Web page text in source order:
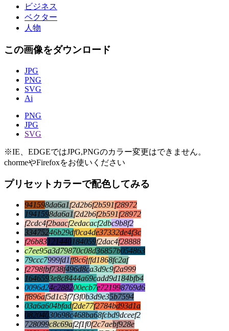
ビジネス
ベクター
人物
この画像をダウンロード
JPG
PNG
SVG
Ai
PNG
JPG
SVG
※IE、EDGEではJPG,PNGのカラー変更はできません。
chormeやFirefoxをお使いください
プリセットカラーで配色してみる
941598da6a1f2d2b6f2b591f28972
1941598da6a1f2d2b6f2b591f28972
f2cdc4f2baacf2edacacf2dbc9b8f2
33475246b29df0ca4de37332de4f3c
f26b83121440184059f2dac4f28888
c7ee95a3d79870c08d36857b054863
79ccc7999fd1ff8c6fffd1868fc2af
f2798fbf738f496d8ca3d9c9f2a999
1646593e8c8444a69cadd9d184bfb4
0096d24c288200ecb7e721998769d6
ff896af5d1c3f7f3f0b3d9e35b7594
03a6a604bfadf2de77f2784bd93d1a
08204030698c468ba68fcbd9dceef2
728099c8c69af2f1f0f2c7aebf928e